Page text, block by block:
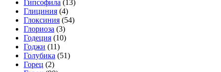
Гипсофила (13)
Глициния (4)
Глоксиния (54)
Глориоза (3)
Годеция (10)
Годжи (11)
Голубика (51)
Горец (2)